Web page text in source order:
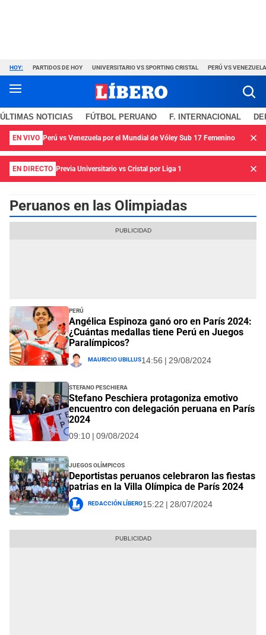
HOY: PARTIDOS DE HOY UNIVERSITARIO VS SPORTING CRISTAL PERÚ VS VENEZUELA
ÚLTIMAS NOTICIAS FÚTBOL PERUANO F. INTERNACIONAL
EN VIVO Perú vs Venezuela por el Mundial de Vóley Sub 17 Femenino
EN DIRECTO Previa Universitario vs Cristal por Liga 1
Peruanos en las Olimpiadas
Perú
Angélica Espinoza ganó oro en París 2024:
¿Cuántas medallas tiene Perú en Juegos
Paralímpicos?
Mauricio Ubillus14:56 | 29/08/2024
Stefano Peschiera
Stefano Peschiera protagoniza emotivo
encuentro con delegación peruana en París
2024
09:10 | 09/08/2024
Juegos Olímpicos
Deportistas peruanos celebraron las fiestas
patrias en la Villa Olímpica de París 2024
Redacción Líbero15:22 | 28/07/2024